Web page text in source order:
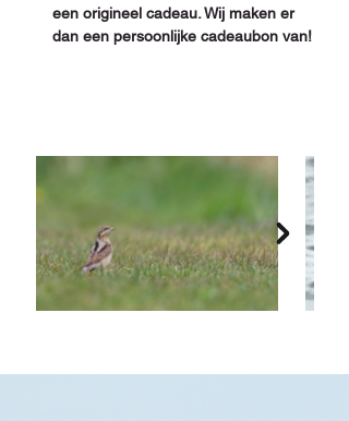
een origineel cadeau. Wij maken er
dan een persoonlijke cadeaubon van!